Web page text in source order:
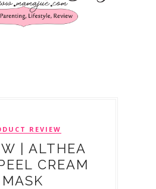
REVIEW
| ALTHEA
CREAM
MASK